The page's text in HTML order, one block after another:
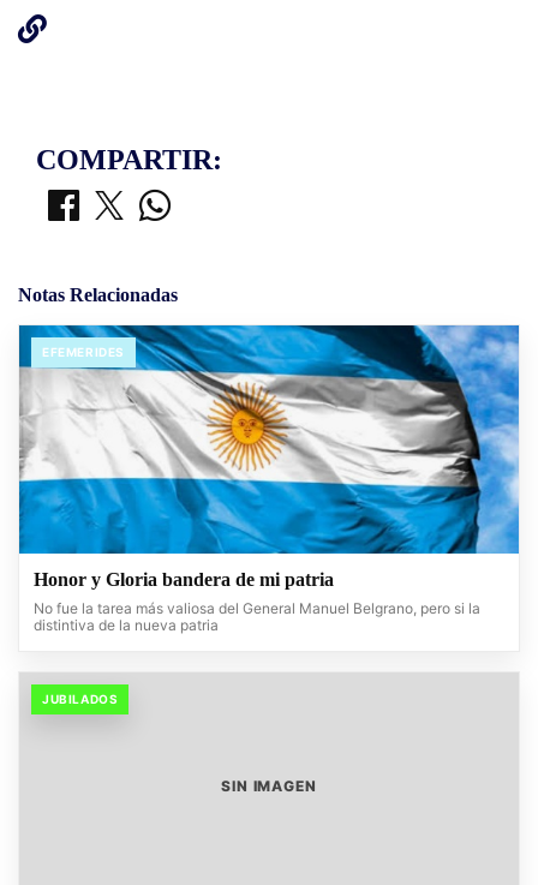
COMPARTIR:
Notas Relacionadas
EFEMERIDES
Honor y Gloria bandera de mi patria
No fue la tarea más valiosa del General Manuel Belgrano, pero si la
distintiva de la nueva patria
JUBILADOS
SIN IMAGEN